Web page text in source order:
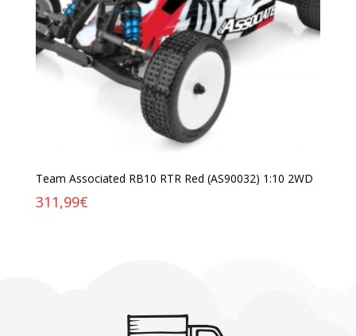
Team Associated RB10 RTR Red (AS90032) 1:10 2WD
311,99€